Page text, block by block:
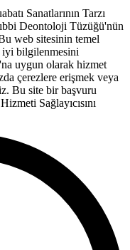
Sanatlarının Tarzı
Deontoloji Tüzüğü'nün
web sitesinin temel
iyi bilgilenmesini
uygun olarak hizmet
çerezlere erişmek veya
Bu site bir başvuru
Sağlayıcısını